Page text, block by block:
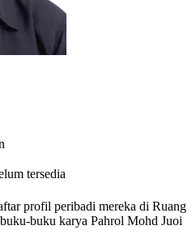
tersedia
profil peribadi mereka di Ruang
buku karya Pahrol Mohd Juoi